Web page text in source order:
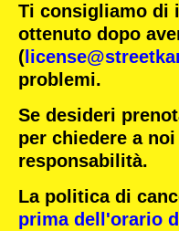
Ti consigliamo di
ottenuto dopo
(
problemi.
Se desideri
per chiedere a
responsabilità.
La politica di
prima dell'orario